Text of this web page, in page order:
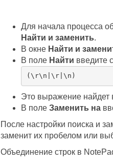
Для начала процесса
Найти и заменить.
В окне Найти и
В поле Найти введите
(\r\n|\r|\n)
Это выражение найдет
В поле Заменить на
После настройки поиска и
заменит их пробелом или
Объединение строк в